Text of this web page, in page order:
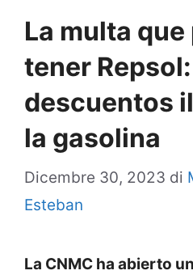
La multa
tener Repsol:
descuentos
la gasolina
Dicembre 30, 2023 di
Esteban
La CNMC ha abierto